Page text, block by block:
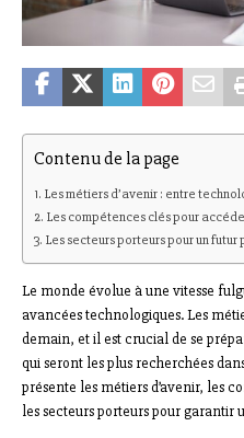
Contenu de la page
Les métiers d’avenir : entre
Les compétences clés pour
Les secteurs porteurs pour un
Le monde évolue à une vitesse
avancées technologiques. Les
demain, et il est crucial de se
qui seront les plus recherchées
présente les métiers d’avenir, les
les secteurs porteurs pour